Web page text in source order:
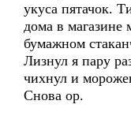
укуса пятачок.
дома в
бумажном
Лизнул я пару
чихнул и
Снова ор.